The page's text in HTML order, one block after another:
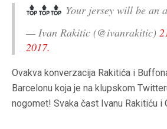
Your jersey will be an
— Ivan Rakitic (@ivanrakitic)
2017.
Ovakva konverzacija Rakitića i
Barcelonu koja je na klupskom
nogomet! Svaka čast Ivanu Rakitiću i